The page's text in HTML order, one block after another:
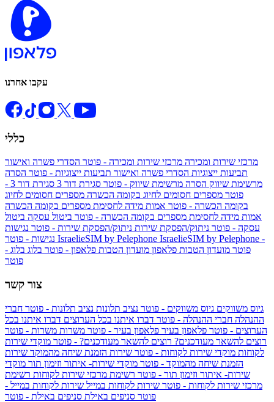
עקבו אחרנו
כללי
מרכזי שירות ומכירה מרכזי שירות ומכירה - פוטר הסדרי פשרה ואישור
תביעות ייצוגיות הסדרי פשרה ואישור תביעות ייצוגיות - פוטר הסרה
מרשימת שיווק הסרה מרשימת שיווק - פוטר סגירת דור 3
סגירת דור 3 -
פוטר מספרים חסומים לחיוג בקומה הכשרה מספרים חסומים לחיוג
בקומה הכשרה - פוטר אמות מידה לחסימת מספרים בקומה הכשרה
אמות מידה לחסימת מספרים בקומה הכשרה - פוטר ביטול עסקה ביטול
עסקה - פוטר ניתוק/הפסקת שירות ניתוק/הפסקת שירות - פוטר נגישות
IsraelieSIM by Pelephone IsraelieSIM by Pelephone -
פוטר מועדון הטבות פלאפון מועדון הטבות פלאפון - פוטר בלוג בלוג -
פוטר
צור קשר
גיוס משווקים גיוס משווקים - פוטר נציב תלונות נציב תלונות - פוטר חברי
ההנהלה חברי ההנהלה - פוטר דברו איתנו בכל הערוצים דברו איתנו בכל
הערוצים - פוטר פלאפון בעיר פלאפון בעיר - פוטר משרות משרות - פוטר
רוצים להשאר מעודכנים? רוצים להשאר מעודכנים? - פוטר מוקדי שירות
לקוחות מוקדי שירות לקוחות - פוטר שירות הזמנת שיחה מהמוקד שירות
הזמנת שיחה מהמוקד - פוטר מוקדי שירות- איתור וזימון תור מוקדי
שירות- איתור וזימון תור - פוטר רשימת מרכזי שירות לקוחות רשימת
מרכזי שירות לקוחות - פוטר שירות לקוחות במייל שירות לקוחות במייל -
פוטר סניפים באילת סניפים באילת - פוטר